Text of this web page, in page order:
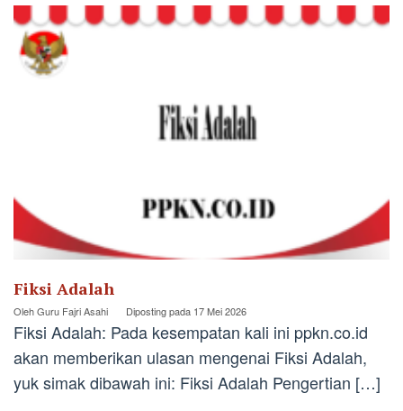
Fiksi Adalah
OlehGuru Fajri Asahi Diposting pada 17 Mei 2026
Fiksi Adalah: Pada kesempatan kali ini ppkn.co.id
akan memberikan ulasan mengenai Fiksi Adalah,
yuk simak dibawah ini: Fiksi Adalah Pengertian […]